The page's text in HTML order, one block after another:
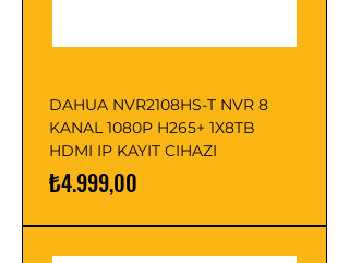
DAHUA NVR2108HS-T NVR 8
KANAL 1080P H265+ 1X8TB
HDMI IP KAYIT CIHAZI
Fiyat
₺4.999,00